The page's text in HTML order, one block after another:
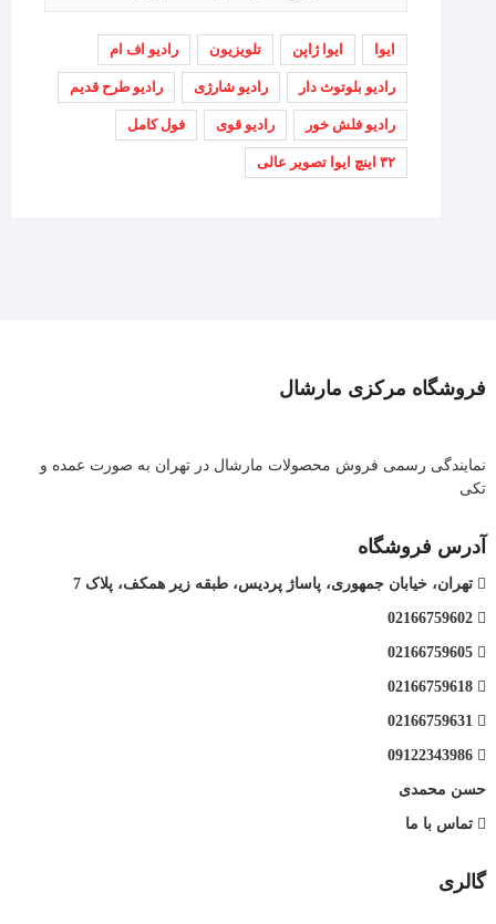
ایوا ایوا ژاپن تلویزیون رادیو اف ام
رادیو بلوتوث دار رادیو شارژی رادیو طرح قدیم
رادیو فلش خور رادیو قوی فول کامل
۳۲ اینچ ایوا تصویر عالی
فروشگاه مرکزی مارشال
نمایندگی رسمی فروش محصولات مارشال در تهران به صورت عمده و
تکی
آدرس فروشگاه
تهران، خیابان جمهوری، پاساژ پردیس، طبقه زیر همکف، پلاک 7
حسن محمدی
تماس با ما
گالری